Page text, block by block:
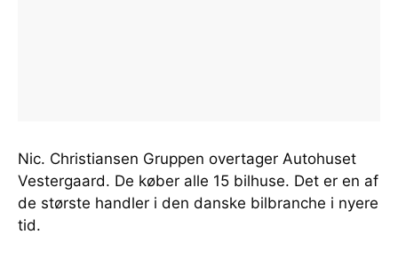
Nic. Christiansen Gruppen overtager Autohuset
Vestergaard. De køber alle 15 bilhuse. Det er en af
de største handler i den danske bilbranche i nyere
tid.